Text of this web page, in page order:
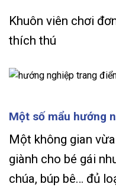
Khuôn viên chơi
thích thú
Một số mẩu hướng
Một không gian
giành cho bé gái
chúa, búp bê… đủ